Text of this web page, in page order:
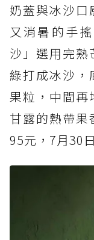
奶蓋與冰沙口
又消暑的手
沙」選用完熟
綠打成冰沙，
果粒，中間再
甘露的熱帶果
95元，7月30